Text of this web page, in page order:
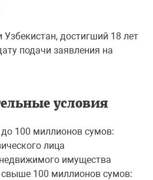
достигший 18 лет
подачи заявления на
условия
100 миллионов сумов:
лица
имущества
100 миллионов сумов: